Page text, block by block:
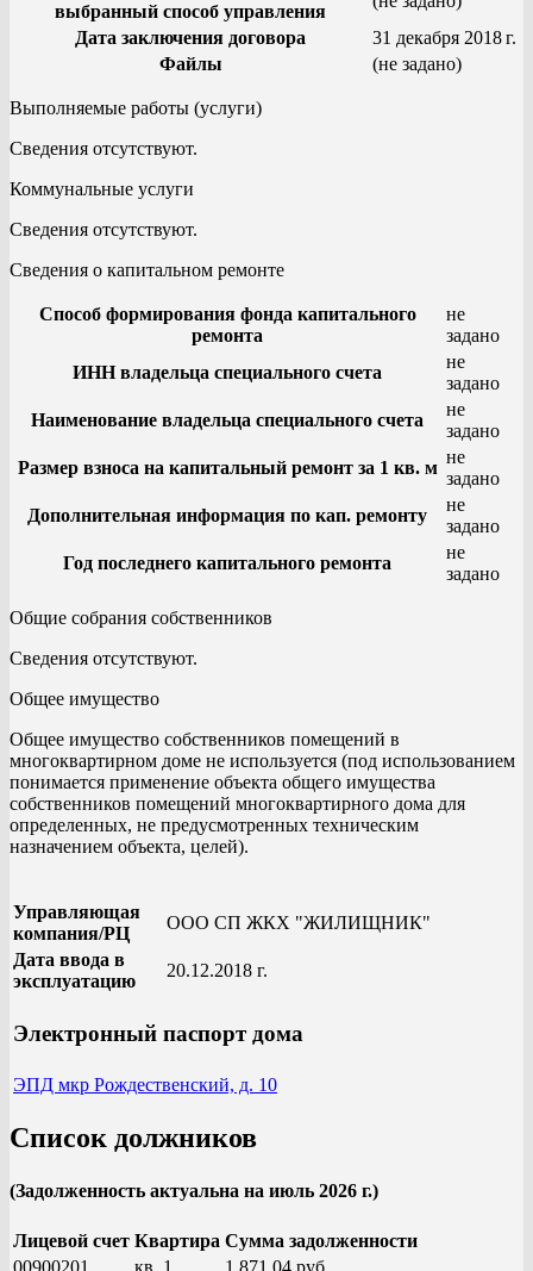
выбранный способ управления
Дата заключения договора
31 декабря 2018 г.
Файлы
(не задано)
Выполняемые работы (услуги)
Сведения отсутствуют.
Коммунальные услуги
Сведения отсутствуют.
Сведения о капитальном ремонте
Способ формирования фонда капитального
ремонта
не
задано
ИНН владельца специального счета
не
задано
Наименование владельца специального счета
не
задано
Размер взноса на капитальный ремонт за 1 кв. м
не
задано
Дополнительная информация по кап. ремонту
не
задано
Год последнего капитального ремонта
не
задано
Общие собрания собственников
Сведения отсутствуют.
Общее имущество
Общее имущество собственников помещений в
многоквартирном доме не используется (под использованием
понимается применение объекта общего имущества
собственников помещений многоквартирного дома для
определенных, не предусмотренных техническим
назначением объекта, целей).
Управляющая
компания/РЦ
ООО СП ЖКХ "ЖИЛИЩНИК"
Дата ввода в
эксплуатацию
20.12.2018 г.
Электронный паспорт дома
ЭПД мкр Рождественский, д. 10
Список должников
(Задолженность актуальна на июль 2026 г.)
Лицевой счет Квартира Сумма задолженности
00900201
кв. 1 1 871,04 руб.